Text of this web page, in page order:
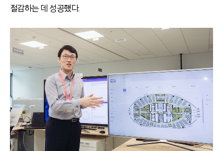
절감하는 데 성공했다.